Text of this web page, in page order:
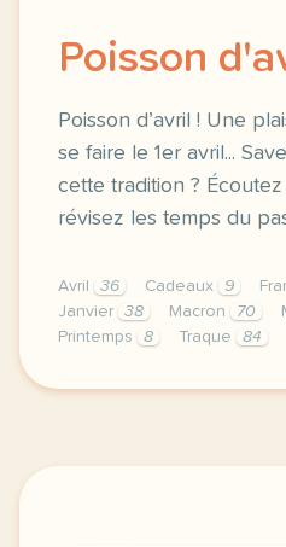
Poisson
Poisson d’avril ! Une
se faire le 1er avril...
cette tradition ?
révisez les temps du
Avril 36 Cadeaux 9
Janvier
38 Macron 70
Printemps
8 Traque 84
exercice b1 poisson d